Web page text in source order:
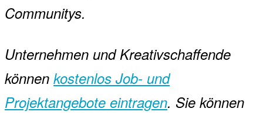
Communitys.
Unternehmen und Kreativschaffende
können kostenlos Job- und
Projektangebote eintragen. Sie können